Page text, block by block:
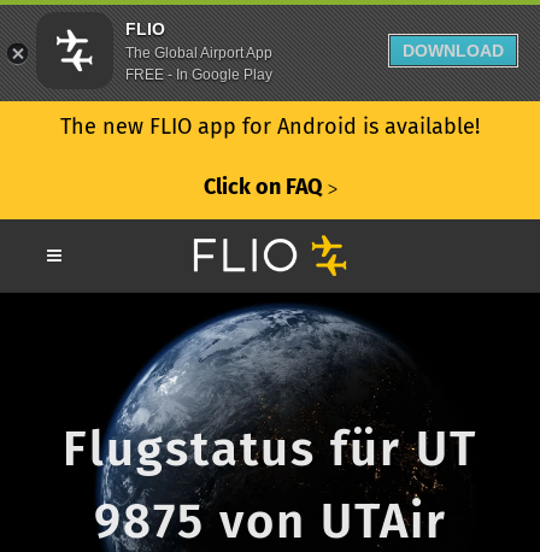
The new FLIO app for Android is available!
Click on FAQ ᐳ
Flugstatus für UT
9875 von UTAir
FLIO
The Global Airport App
FREE - In Google Play
DOWNLOAD